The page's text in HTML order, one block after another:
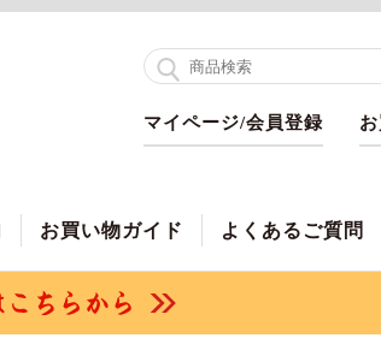
マイページ/会員登録
お買い物ガイド よくあるご質問